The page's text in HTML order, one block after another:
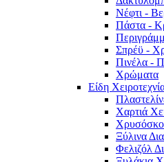
Νέφτι -
Πάστα -
Σπρέϋ -
Πινέλα -
Χρώματα
Είδη
Χαρτιά
Ξύλινα
Φελιζόλ